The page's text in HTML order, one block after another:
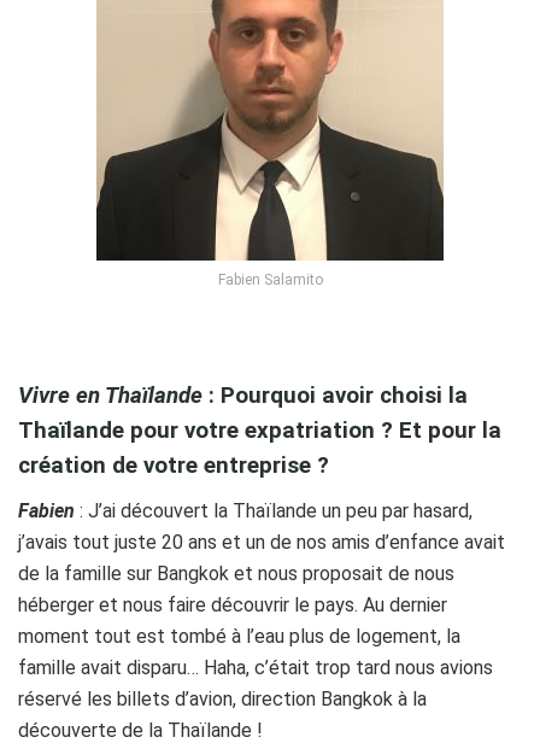
Fabien Salamito
Vivre en Thaïlande : Pourquoi avoir choisi la
Thaïlande pour votre expatriation ? Et pour la
création de votre entreprise ?
Fabien : J’ai découvert la Thaïlande un peu par hasard,
j’avais tout juste 20 ans et un de nos amis d’enfance avait
de la famille sur Bangkok et nous proposait de nous
héberger et nous faire découvrir le pays. Au dernier
moment tout est tombé à l’eau plus de logement, la
famille avait disparu… Haha, c’était trop tard nous avions
réservé les billets d’avion, direction Bangkok à la
découverte de la Thaïlande !